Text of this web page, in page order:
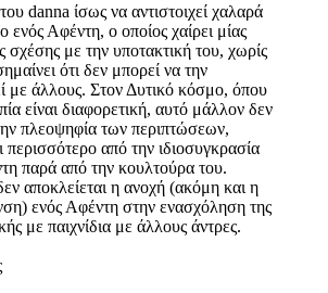
danna ίσως να αντιστοιχεί χαλαρά
ενός Αφέντη, ο οποίος χαίρει μίας
σχέσης με την υποτακτική του, χωρίς
ότι δεν μπορεί να την
με άλλους. Στον Δυτικό κόσμο, όπου
είναι διαφορετική, αυτό μάλλον δεν
πλεοψηφία των περιπτώσεων,
περισσότερο από την ιδιοσυγκρασία
παρά από την κουλτούρα του.
αποκλείεται η ανοχή (ακόμη και η
ενός Αφέντη στην ενασχόληση της
με παιχνίδια με άλλους άντρες.